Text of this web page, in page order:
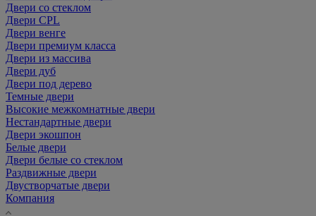
Двери со стеклом
Двери CPL
Двери венге
Двери премиум класса
Двери из массива
Двери дуб
Двери под дерево
Темные двери
Высокие межкомнатные двери
Нестандартные двери
Двери экошпон
Белые двери
Двери белые со стеклом
Раздвижные двери
Двустворчатые двери
Компания